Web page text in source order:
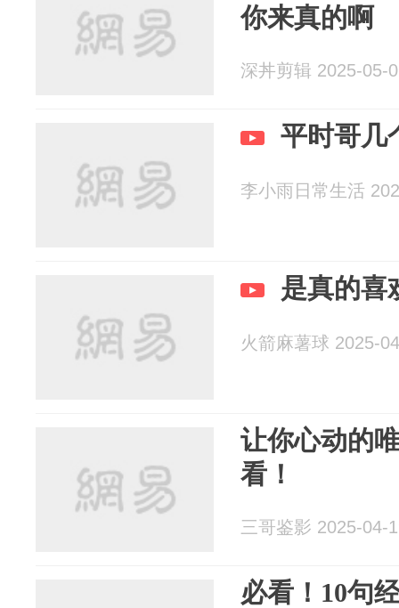
你来真的啊
深丼剪辑 2025-05-
平时哥几
李小雨日常生活
是真的喜
火箭麻薯球 2025-
让你心动的
看！
三哥鉴影 2025-04-
必看！10句